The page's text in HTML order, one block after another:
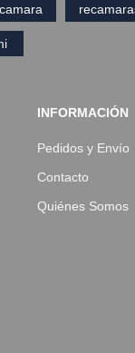
INFORMACIÓN
Pedidos y Envío
Contacto
Quiénes Somos